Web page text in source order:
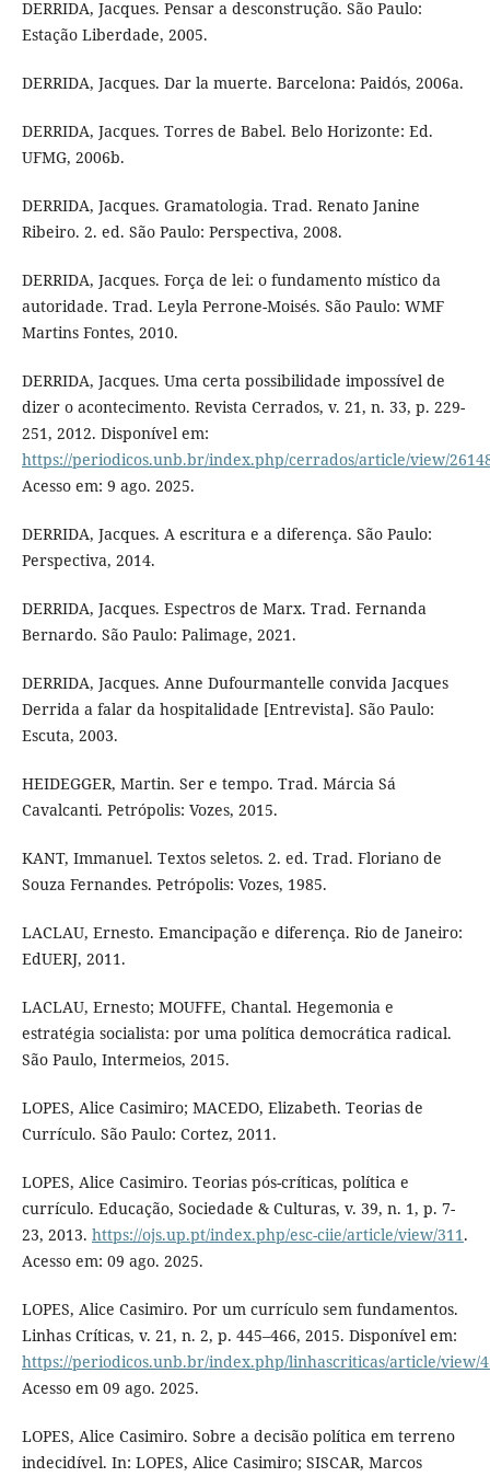
DERRIDA, Jacques. Pensar a desconstrução. São Paulo:
Estação Liberdade, 2005.
DERRIDA, Jacques. Dar la muerte. Barcelona: Paidós, 2006a.
DERRIDA, Jacques. Torres de Babel. Belo Horizonte: Ed.
UFMG, 2006b.
DERRIDA, Jacques. Gramatologia. Trad. Renato Janine
Ribeiro. 2. ed. São Paulo: Perspectiva, 2008.
DERRIDA, Jacques. Força de lei: o fundamento místico da
autoridade. Trad. Leyla Perrone-Moisés. São Paulo: WMF
Martins Fontes, 2010.
DERRIDA, Jacques. Uma certa possibilidade impossível de
dizer o acontecimento. Revista Cerrados, v. 21, n. 33, p. 229-
251, 2012. Disponível em:
https://periodicos.unb.br/index.php/cerrados/article/view/
Acesso em: 9 ago. 2025.
DERRIDA, Jacques. A escritura e a diferença. São Paulo:
Perspectiva, 2014.
DERRIDA, Jacques. Espectros de Marx. Trad. Fernanda
Bernardo. São Paulo: Palimage, 2021.
DERRIDA, Jacques. Anne Dufourmantelle convida Jacques
Derrida a falar da hospitalidade [Entrevista]. São Paulo:
Escuta, 2003.
HEIDEGGER, Martin. Ser e tempo. Trad. Márcia Sá
Cavalcanti. Petrópolis: Vozes, 2015.
KANT, Immanuel. Textos seletos. 2. ed. Trad. Floriano de
Souza Fernandes. Petrópolis: Vozes, 1985.
LACLAU, Ernesto. Emancipação e diferença. Rio de Janeiro:
EdUERJ, 2011.
LACLAU, Ernesto; MOUFFE, Chantal. Hegemonia e
estratégia socialista: por uma política democrática radical.
São Paulo, Intermeios, 2015.
LOPES, Alice Casimiro; MACEDO, Elizabeth. Teorias de
Currículo. São Paulo: Cortez, 2011.
LOPES, Alice Casimiro. Teorias pós-críticas, política e
currículo. Educação, Sociedade & Culturas, v. 39, n. 1, p. 7-
23, 2013. https://ojs.up.pt/index.php/esc-ciie/article/view/311.
Acesso em: 09 ago. 2025.
LOPES, Alice Casimiro. Por um currículo sem fundamentos.
Linhas Críticas, v. 21, n. 2, p. 445–466, 2015. Disponível em:
https://periodicos.unb.br/index.php/linhascriticas/article/view/
Acesso em 09 ago. 2025.
LOPES, Alice Casimiro. Sobre a decisão política em terreno
indecidível. In: LOPES, Alice Casimiro; SISCAR, Marcos